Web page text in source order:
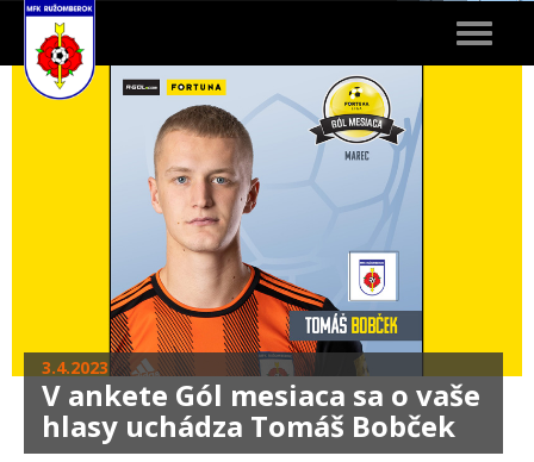
Toggle
3.4.2023
V ankete Gól mesiaca sa o vaše
hlasy uchádza Tomáš Bobček